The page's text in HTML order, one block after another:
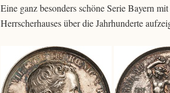
Eine ganz besonders schöne Serie Bayern
Herrscherhauses über die Jahrhunderte